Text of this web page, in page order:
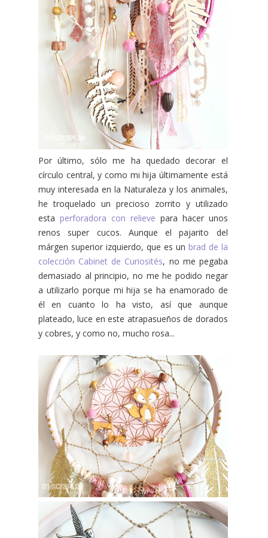
Por último, sólo me ha quedado decorar el
círculo central, y como mi hija últimamente está
muy interesada en la Naturaleza y los animales,
he troquelado un precioso zorrito y utilizado
esta perforadora con relieve para hacer unos
renos super cucos. Aunque el pajarito del
márgen superior izquierdo, que es un brad de la
colección Cabinet de Curiosités, no me pegaba
demasiado al principio, no me he podido negar
a utilizarlo porque mi hija se ha enamorado de
él en cuanto lo ha visto, así que aunque
plateado, luce en este atrapasueños de dorados
y cobres, y como no, mucho rosa...